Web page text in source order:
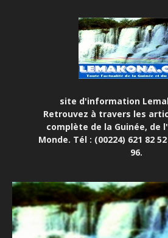
site d'information
Retrouvez à travers les
complète de la Guinée, de
Monde. Tél : (00224) 621 82
96.